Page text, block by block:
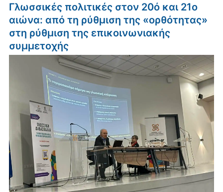
Γλωσσικές πολιτικές στον 20ό και 21ο
αιώνα: από τη ρύθμιση της «ορθότητας»
στη ρύθμιση της επικοινωνιακής
συμμετοχής